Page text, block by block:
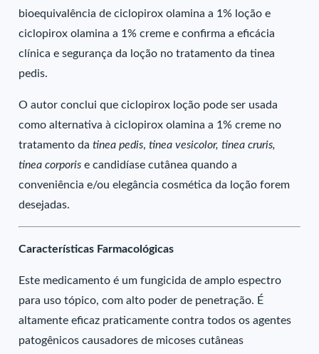
bioequivalência de ciclopirox olamina a 1% loção e
ciclopirox olamina a 1% creme e confirma a eficácia
clínica e segurança da loção no tratamento da tinea
pedis.
O autor conclui que ciclopirox loção pode ser usada
como alternativa à ciclopirox olamina a 1% creme no
tratamento da tinea pedis,tinea vesicolor, tinea cruris,
tinea corporis e candidíase cutânea quando a
conveniência e/ou elegância cosmética da loção forem
desejadas.
Características Farmacológicas
Este medicamento é um fungicida de amplo espectro
para uso tópico, com alto poder de penetração. É
altamente eficaz praticamente contra todos os agentes
patogênicos causadores de micoses cutâneas